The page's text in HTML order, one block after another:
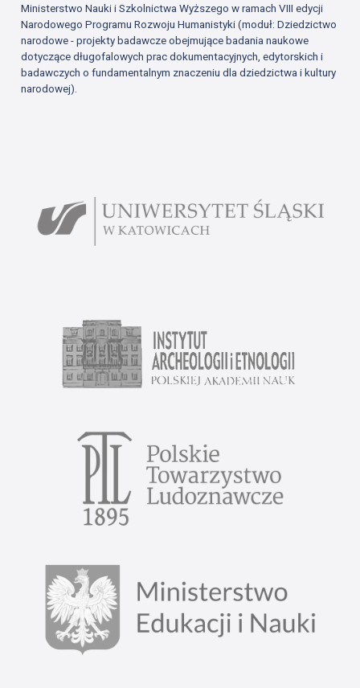
Ministerstwo Nauki i Szkolnictwa Wyższego w ramach VIII edycji
Narodowego Programu Rozwoju Humanistyki (moduł: Dziedzictwo
narodowe - projekty badawcze obejmujące badania naukowe
dotyczące długofalowych prac dokumentacyjnych, edytorskich i
badawczych o fundamentalnym znaczeniu dla dziedzictwa i kultury
narodowej).